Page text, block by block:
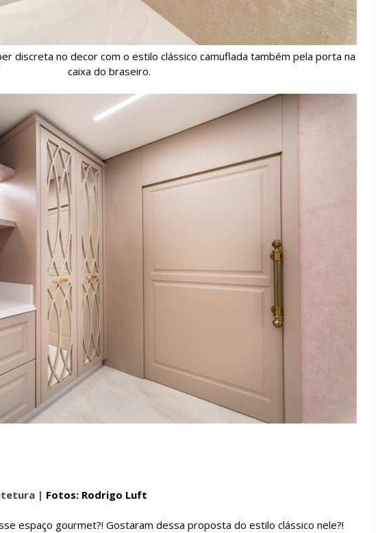
discreta no decor com o estilo clássico camuflada também pela porta na
caixa do braseiro.
| Fotos: Rodrigo Luft
espaço gourmet?! Gostaram dessa proposta do estilo clássico nele?!